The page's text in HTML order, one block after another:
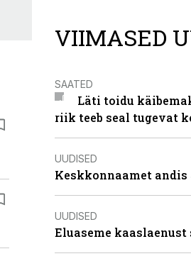
VIIMASED
SAATED
Läti toidu
riik teeb seal tugevat
UUDISED
Keskkonnaamet
UUDISED
Eluaseme kaaslaenust